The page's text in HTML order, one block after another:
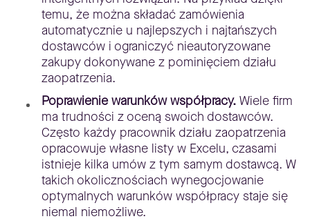
temu, że można składać zamówienia
automatycznie u najlepszych i najtańszych
dostawców i ograniczyć nieautoryzowane
zakupy dokonywane z pominięciem działu
zaopatrzenia.
Poprawienie warunków współpracy.Wiele firm
ma trudności z oceną swoich dostawców.
Często każdy pracownik działu zaopatrzenia
opracowuje własne listy w Excelu, czasami
istnieje kilka umów z tym samym dostawcą. W
takich okolicznościach wynegocjowanie
optymalnych warunków współpracy staje się
niemal niemożliwe.